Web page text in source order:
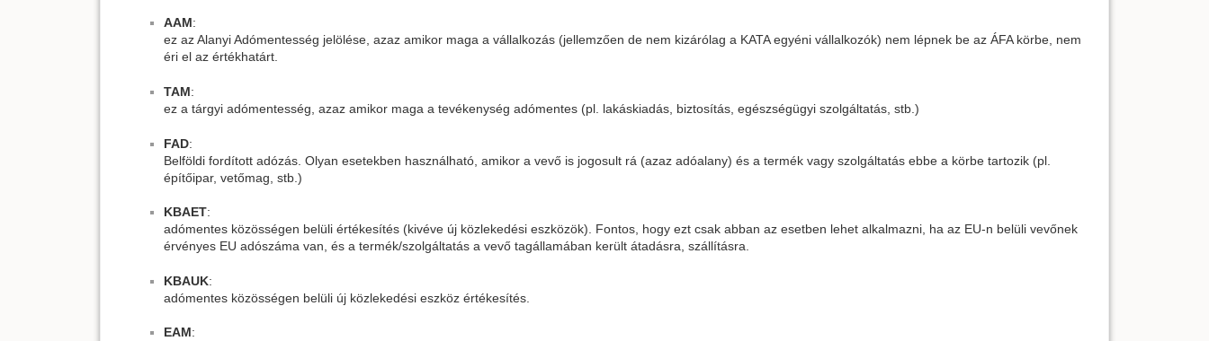
AAM:
ez az Alanyi Adómentesség jelölése, azaz amikor maga a vállalkozás (jellemzően de nem kizárólag a KATA egyéni vállalkozók) nem lépnek be az ÁFA körbe, nem
éri el az értékhatárt.
TAM:
ez a tárgyi adómentesség, azaz amikor maga a tevékenység adómentes (pl. lakáskiadás, biztosítás, egészségügyi szolgáltatás, stb.)
FAD:
Belföldi fordított adózás. Olyan esetekben használható, amikor a vevő is jogosult rá (azaz adóalany) és a termék vagy szolgáltatás ebbe a körbe tartozik (pl.
építőipar, vetőmag, stb.)
KBAET:
adómentes közösségen belüli értékesítés (kivéve új közlekedési eszközök). Fontos, hogy ezt csak abban az esetben lehet alkalmazni, ha az EU-n belüli vevőnek
érvényes EU adószáma van, és a termék/szolgáltatás a vevő tagállamában került átadásra, szállításra.
KBAUK:
adómentes közösségen belüli új közlekedési eszköz értékesítés.
EAM: